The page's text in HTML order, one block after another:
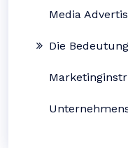
Media
Die